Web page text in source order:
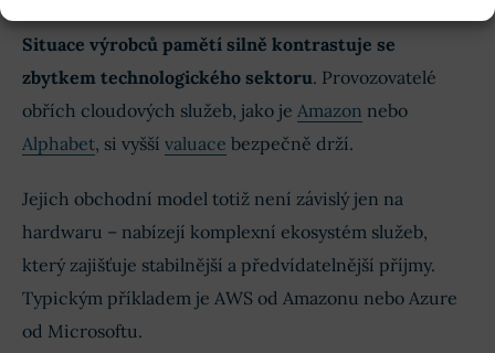
Situace výrobců pamětí silně kontrastuje se
zbytkem technologického sektoru. Provozovatelé
obřích cloudových služeb, jako je Amazon nebo
Alphabet, si vyšší valuace bezpečně drží.
Jejich obchodní model totiž není závislý jen na
hardwaru – nabízejí komplexní ekosystém služeb,
který zajišťuje stabilnější a předvídatelnější příjmy.
Typickým příkladem je AWS od Amazonu nebo Azure
od Microsoftu.